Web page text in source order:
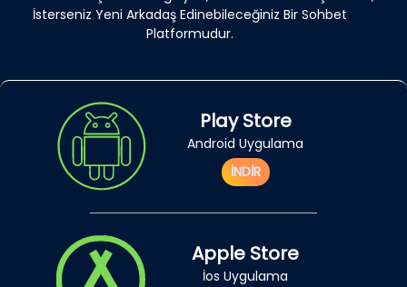
İsterseniz Yeni Arkadaş Edinebileceğiniz Bir Sohbet
Platformudur.
Play Store
Android Uygulama
İNDİR
Apple Store
İos Uygulama